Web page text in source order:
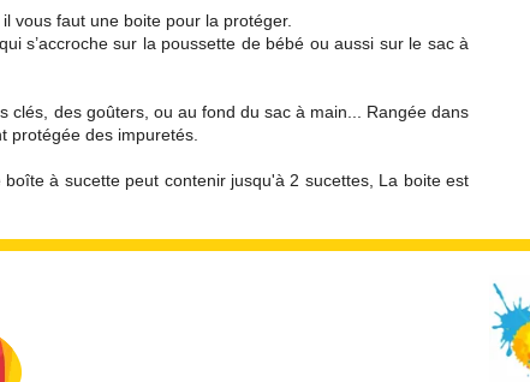
vous faut une boite pour la protéger.
s’accroche sur la poussette de bébé ou aussi sur le sac à
clés, des goûters, ou au fond du sac à main... Rangée dans
protégée des impuretés.
à sucette peut contenir jusqu'à 2 sucettes, La boite est